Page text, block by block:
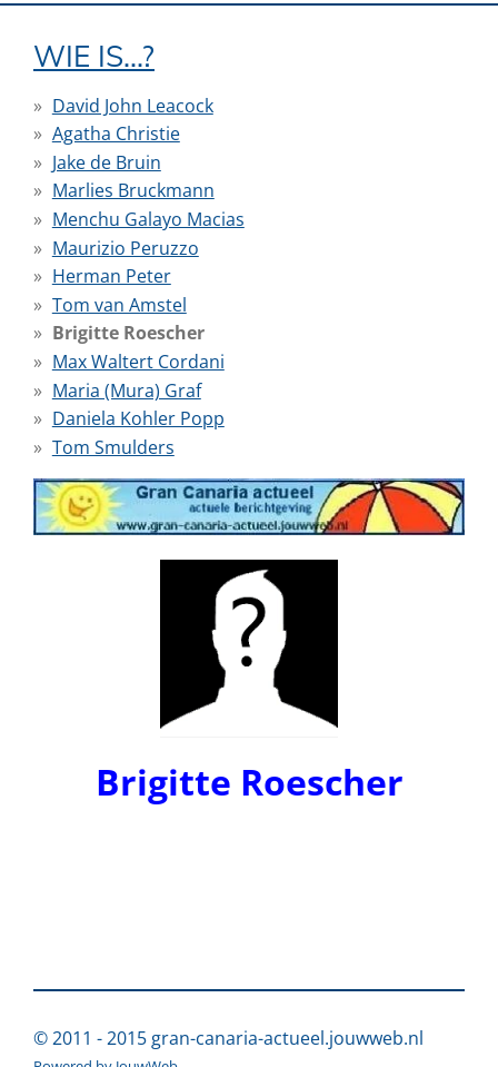
WIE IS...?
David John Leacock
Agatha Christie
Jake de Bruin
Marlies Bruckmann
Menchu Galayo Macias
Maurizio Peruzzo
Herman Peter
Tom van Amstel
Brigitte Roescher
Max Waltert Cordani
Maria (Mura) Graf
Daniela Kohler Popp
Tom Smulders
Brigitte Roescher
© 2011 - 2015 gran-canaria-actueel.jouwweb.nl